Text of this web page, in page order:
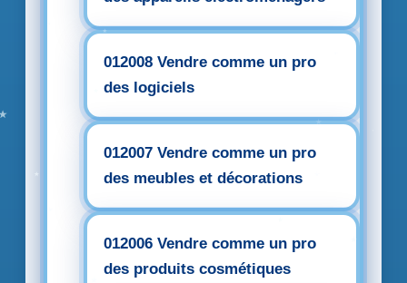
012008 Vendre comme un pro
des logiciels
012007 Vendre comme un pro
des meubles et décorations
012006 Vendre comme un pro
des produits cosmétiques